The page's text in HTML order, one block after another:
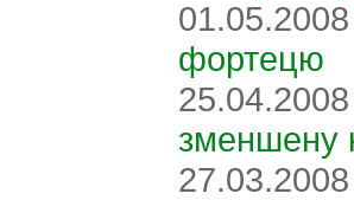
фортецю
зменшену